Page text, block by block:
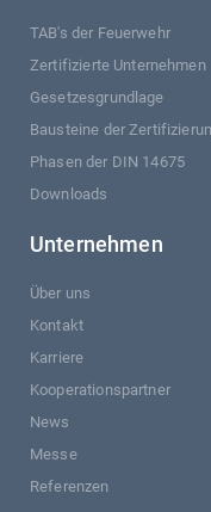
TAB's der Feuerwehr
Zertifizierte Unternehmen
Gesetzesgrundlage
Bausteine der
Phasen der DIN 14675
Downloads
Unternehmen
Über uns
Kontakt
Karriere
Kooperationspartner
News
Messe
Referenzen